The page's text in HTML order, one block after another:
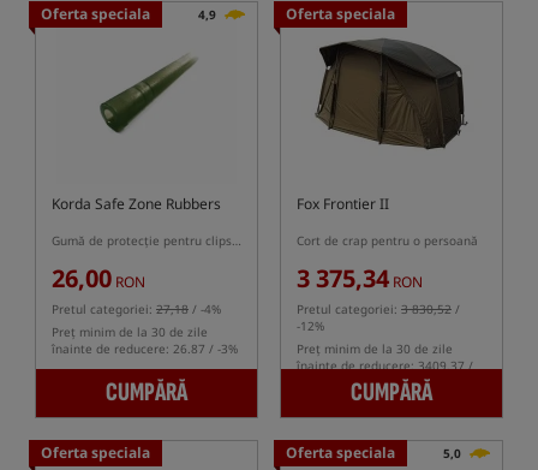
Oferta speciala 4,9
Korda Safe Zone Rubbers
Gumă de protecție pentru clipsuri sigure
26,00 RON
Pretul categoriei: 27,18 / -4%
Preț minim de la 30 de zile
înainte de reducere: 26.87 / -3%
CUMPĂRĂ
Oferta speciala
Fox Frontier II
Cort de crap pentru o persoană
3 375,34 RON
Pretul categoriei: 3 830,52 /
-12%
Preț minim de la 30 de zile
înainte de reducere: 3409.37 /
CUMPĂRĂ
Oferta speciala Oferta speciala 5,0